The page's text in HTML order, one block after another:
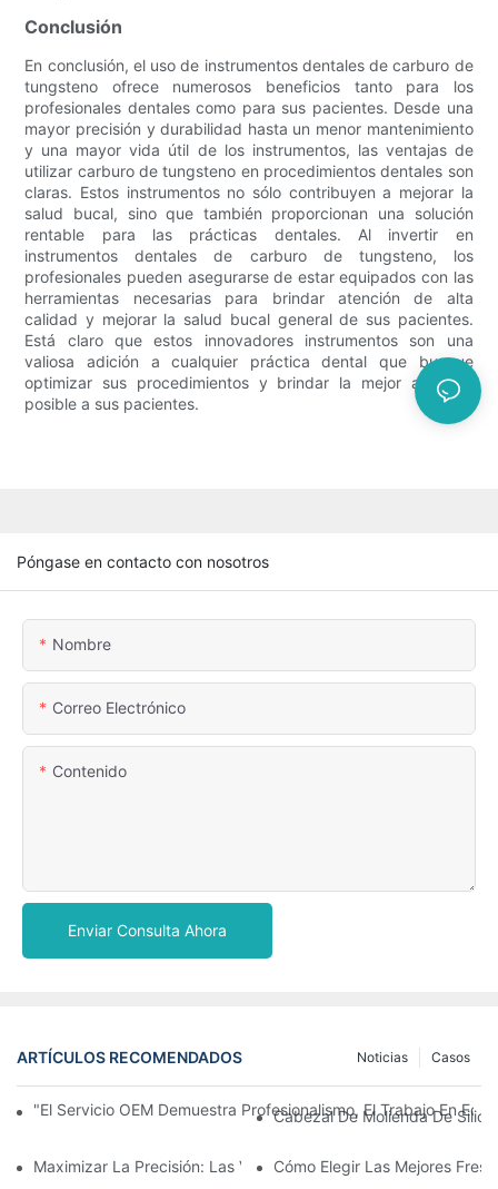
Conclusión
En conclusión, el uso de instrumentos dentales de carburo de
tungsteno ofrece numerosos beneficios tanto para los
profesionales dentales como para sus pacientes. Desde una
mayor precisión y durabilidad hasta un menor mantenimiento
y una mayor vida útil de los instrumentos, las ventajas de
utilizar carburo de tungsteno en procedimientos dentales son
claras. Estos instrumentos no sólo contribuyen a mejorar la
salud bucal, sino que también proporcionan una solución
rentable para las prácticas dentales. Al invertir en
instrumentos dentales de carburo de tungsteno, los
profesionales pueden asegurarse de estar equipados con las
herramientas necesarias para brindar atención de alta
calidad y mejorar la salud bucal general de sus pacientes.
Está claro que estos innovadores instrumentos son una
valiosa adición a cualquier práctica dental que busque
optimizar sus procedimientos y brindar la mejor atención
posible a sus pacientes.
Póngase en contacto con nosotros
Nombre
Correo Electrónico
Contenido
Enviar Consulta Ahora
ARTÍCULOS RECOMENDADOS Casos
Noticias
"El Servicio OEM Demuestra Profesionalismo, El Trabajo En
Cabezal De Molienda De
Maximizar La Precisión: Las Ventajas De Usar Fresas De
Cómo Elegir Las Mejores